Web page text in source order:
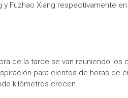
y Fuzhao Xiang respectivamente
de la tarde se van reuniendo los
para cientos de horas de
kilómetros crecen.